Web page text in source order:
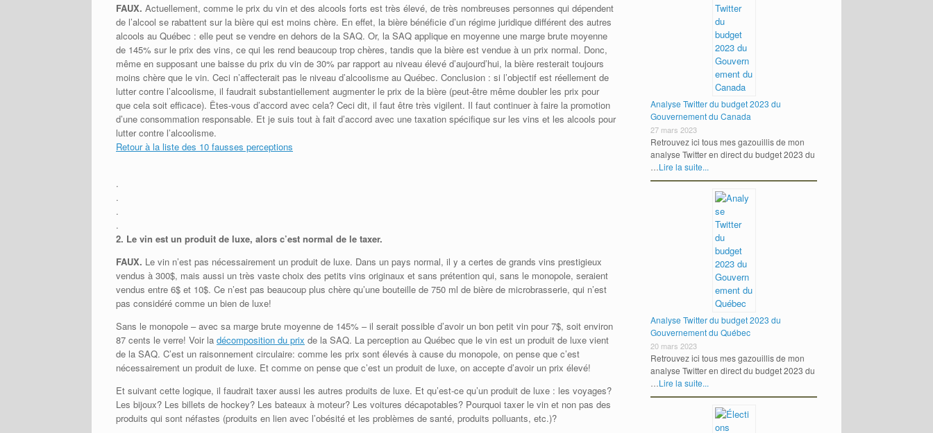
FAUX. Actuellement, comme le prix du vin et des alcools forts est très élevé, de très nombreuses personnes qui dépendent
de l’alcool se rabattent sur la bière qui est moins chère. En effet, la bière bénéficie d’un régime juridique différent des autres
alcools au Québec : elle peut se vendre en dehors de la SAQ. Or, la SAQ applique en moyenne une marge brute moyenne
de 145% sur le prix des vins, ce qui les rend beaucoup trop chères, tandis que la bière est vendue à un prix normal. Donc,
même en supposant une baisse du prix du vin de 30% par rapport au niveau élevé d’aujourd’hui, la bière resterait toujours
moins chère que le vin. Ceci n’affecterait pas le niveau d’alcoolisme au Québec. Conclusion : si l’objectif est réellement de
lutter contre l’alcoolisme, il faudrait substantiellement augmenter le prix de la bière (peut-être même doubler les prix pour
que cela soit efficace). Êtes-vous d’accord avec cela? Ceci dit, il faut être très vigilent. Il faut continuer à faire la promotion
d’une consommation responsable. Et je suis tout à fait d’accord avec une taxation spécifique sur les vins et les alcools pour
lutter contre l’alcoolisme.
Retour à la liste des 10 fausses perceptions
.
.
.
.
2. Le vin est un produit de luxe, alors c’est normal de le taxer.
FAUX. Le vin n’est pas nécessairement un produit de luxe. Dans un pays normal, il y a certes de grands vins prestigieux
vendus à 300$, mais aussi un très vaste choix des petits vins originaux et sans prétention qui, sans le monopole, seraient
vendus entre 6$ et 10$. Ce n’est pas beaucoup plus chère qu’une bouteille de 750 ml de bière de microbrasserie, qui n’est
pas considéré comme un bien de luxe!
Sans le monopole – avec sa marge brute moyenne de 145% – il serait possible d’avoir un bon petit vin pour 7$, soit environ
87 cents le verre! Voir la décomposition du prix de la SAQ. La perception au Québec que le vin est un produit de luxe vient
de la SAQ. C’est un raisonnement circulaire: comme les prix sont élevés à cause du monopole, on pense que c’est
nécessairement un produit de luxe. Et comme on pense que c’est un produit de luxe, on accepte d’avoir un prix élevé!
Et suivant cette logique, il faudrait taxer aussi les autres produits de luxe. Et qu’est-ce qu’un produit de luxe : les voyages?
Les bijoux? Les billets de hockey? Les bateaux à moteur? Les voitures décapotables? Pourquoi taxer le vin et non pas des
produits qui sont néfastes (produits en lien avec l’obésité et les problèmes de santé, produits polluants, etc.)?
Analyse Twitter du budget 2023 du
Gouvernement du Canada
27 mars 2023
Retrouvez ici tous mes gazouillis de mon
analyse Twitter en direct du budget 2023 du
…Lire la suite...
Analyse Twitter du budget 2023 du
Gouvernement du Québec
20 mars 2023
Retrouvez ici tous mes gazouillis de mon
analyse Twitter en direct du budget 2023 du
…Lire la suite...